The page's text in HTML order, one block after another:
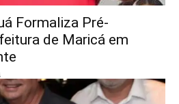
Formaliza Pré-
de Maricá em